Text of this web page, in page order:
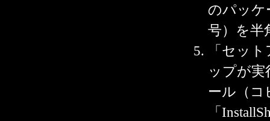
のパッケ
号）を半
「セッ
ップが
ール（コ
「